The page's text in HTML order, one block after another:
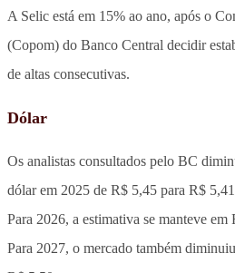
A Selic está em 15% ao ano, após o
(Copom) do Banco Central decidir
de altas consecutivas.
Dólar
Os analistas consultados pelo BC
dólar em 2025 de R$ 5,45 para R$
Para 2026, a estimativa se manteve em
Para 2027, o mercado também